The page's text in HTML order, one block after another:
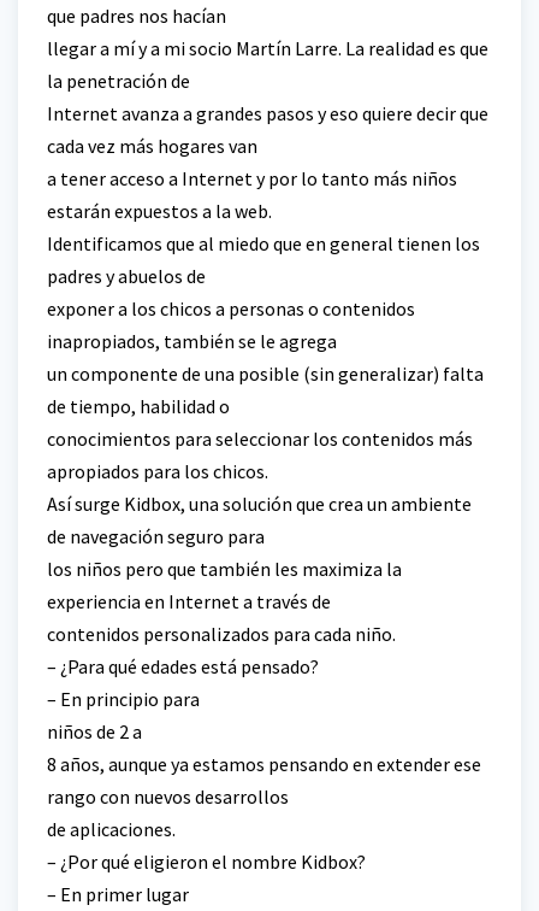
que padres nos hacían
llegar a mí y a mi socio Martín Larre. La realidad es que
la penetración de
Internet avanza a grandes pasos y eso quiere decir que
cada vez más hogares van
a tener acceso a Internet y por lo tanto más niños
estarán expuestos a la web.
Identificamos que al miedo que en general tienen los
padres y abuelos de
exponer a los chicos a personas o contenidos
inapropiados, también se le agrega
un componente de una posible (sin generalizar) falta
de tiempo, habilidad o
conocimientos para seleccionar los contenidos más
apropiados para los chicos.
Así surge Kidbox, una solución que crea un ambiente
de navegación seguro para
los niños pero que también les maximiza la
experiencia en Internet a través de
contenidos personalizados para cada niño.
– ¿Para qué edades está pensado?
– En principio para
niños de 2 a
8 años, aunque ya estamos pensando en extender ese
rango con nuevos desarrollos
de aplicaciones.
– ¿Por qué eligieron el nombre Kidbox?
– En primer lugar